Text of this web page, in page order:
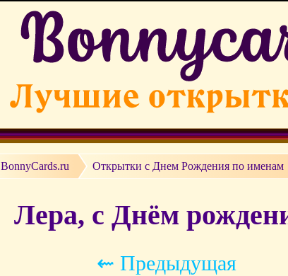
BonnyCards.ru Открытки c Днем Рождения по именам
Лера, с Днём
⇜ Предыдущая